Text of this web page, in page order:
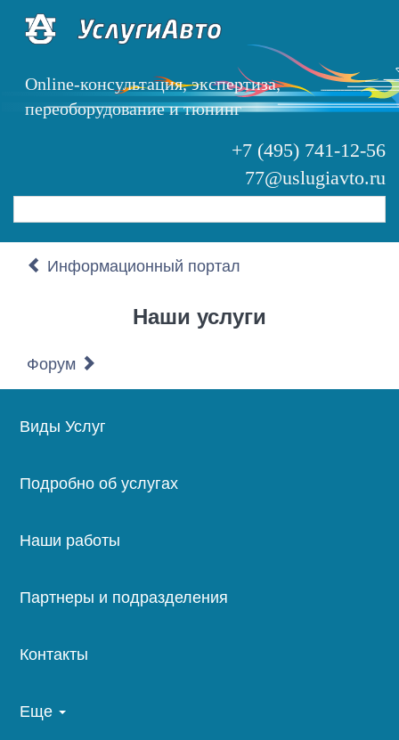
Перейти
основному
Online-консультация, экспертиза,
переоборудование и тюнинг
+7 (495) 741-12-56
77@uslugiavto.ru
Информационный портал
Наши услуги
Форум
Main
Виды Услуг
Подробно об услугах
Наши работы
Партнеры и подразделения
Контакты
Еще